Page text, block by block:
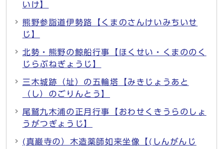
いけ】
熊野参詣道伊勢路【くまのさんけいみちいせ
じ】
北勢・熊野の鯨船行事【ほくせい・くまののく
じらぶねぎょうじ】
三木城跡（址）の五輪塔【みきじょうあと
（し）のごりんとう】
尾鷲九木浦の正月行事【おわせくきうらのしょ
うがつぎょうじ】
(真巌寺の）木造薬師如来坐像【(しんがんじ